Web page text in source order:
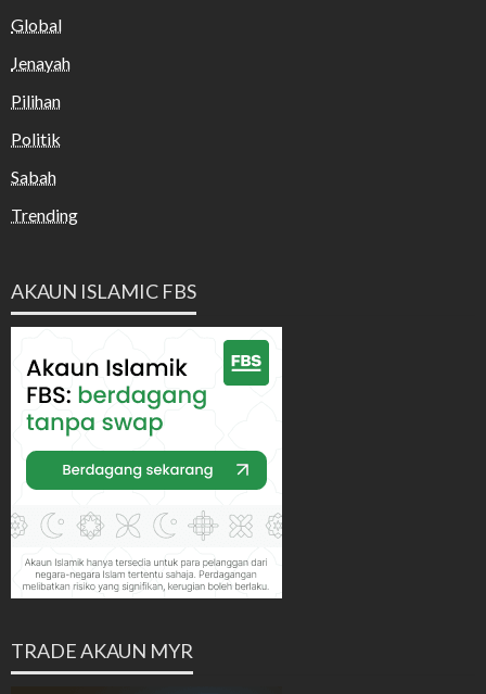
Global
Jenayah
Pilihan
Politik
Sabah
Trending
AKAUN ISLAMIC FBS
TRADE AKAUN MYR